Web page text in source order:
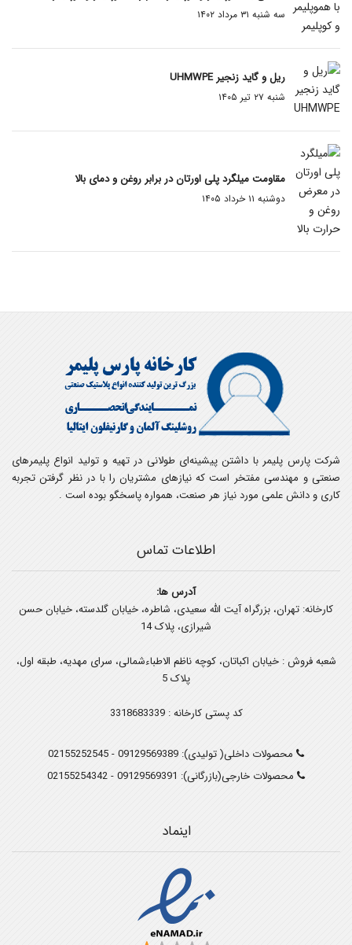
سه شنبه ۳۱ مرداد ۱۴۰۲
ریل و گاید زنجیر UHMWPE
شنبه ۲۷ تیر ۱۴۰۵
مقاومت میلگرد پلی اورتان در برابر روغن و دمای بالا
دوشنبه ۱۱ خرداد ۱۴۰۵
شرکت پارس پلیمر با داشتن پیشینه‌ای طولانی در تهیه و تولید انواع پلیمرهای
صنعتی و مهندسی مفتخر است که نیازهای مشتریان را با در نظر گرفتن تجربه
کاری و دانش علمی مورد نیاز هر صنعت، همواره پاسخگو بوده است .
اطلاعات تماس
آدرس ها:
کارخانه: تهران، بزرگراه آیت الله سعیدی، شاطره، خیابان گلدسته، خیابان حسن
شیرازی، پلاک 14
شعبه فروش : خیابان اکباتان، کوچه ناظم الاطباءشمالی، سرای مهدیه، طبقه اول،
پلاک 5
کد پستی کارخانه : 3318683339
محصولات داخلی( تولیدی): 09129569389
-
02155252545
محصولات خارجی(بازرگانی): 09129569391
-
02155254342
اینماد